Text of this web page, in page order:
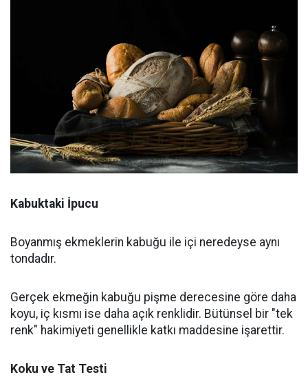
Kabuktaki İpucu
Boyanmış ekmeklerin kabuğu ile içi neredeyse aynı
tondadır.
Gerçek ekmeğin kabuğu pişme derecesine göre daha
koyu, iç kısmı ise daha açık renklidir. Bütünsel bir "tek
renk" hakimiyeti genellikle katkı maddesine işarettir.
Koku ve Tat Testi